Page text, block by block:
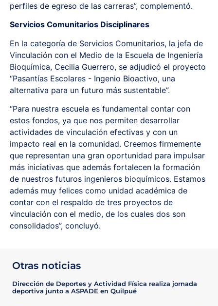
perfiles de egreso de las carreras”, complementó.
Servicios Comunitarios Disciplinares
En la categoría de Servicios Comunitarios, la jefa de
Vinculación con el Medio de la Escuela de Ingeniería
Bioquímica, Cecilia Guerrero, se adjudicó el proyecto
“Pasantías Escolares - Ingenio Bioactivo, una
alternativa para un futuro más sustentable”.
“Para nuestra escuela es fundamental contar con
estos fondos, ya que nos permiten desarrollar
actividades de vinculación efectivas y con un
impacto real en la comunidad. Creemos firmemente
que representan una gran oportunidad para impulsar
más iniciativas que además fortalecen la formación
de nuestros futuros ingenieros bioquímicos. Estamos
además muy felices como unidad académica de
contar con el respaldo de tres proyectos de
vinculación con el medio, de los cuales dos son
consolidados”, concluyó.
Otras noticias
Dirección de Deportes y Actividad Física realiza jornada
deportiva junto a ASPADE en Quilpué